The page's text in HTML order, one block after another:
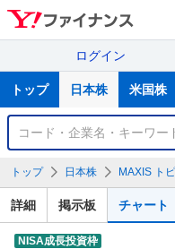
ログイン
サ
トップ 日本株 米国株
銘
検
索
トップ 日本株 MAXIS ト
詳細 掲示板 チャート
NISA成長投資枠